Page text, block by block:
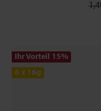
Ihr Vorteil 15%
6 x 16g